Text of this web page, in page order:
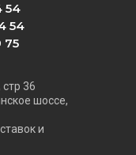
54
54
75
36
шоссе,
и